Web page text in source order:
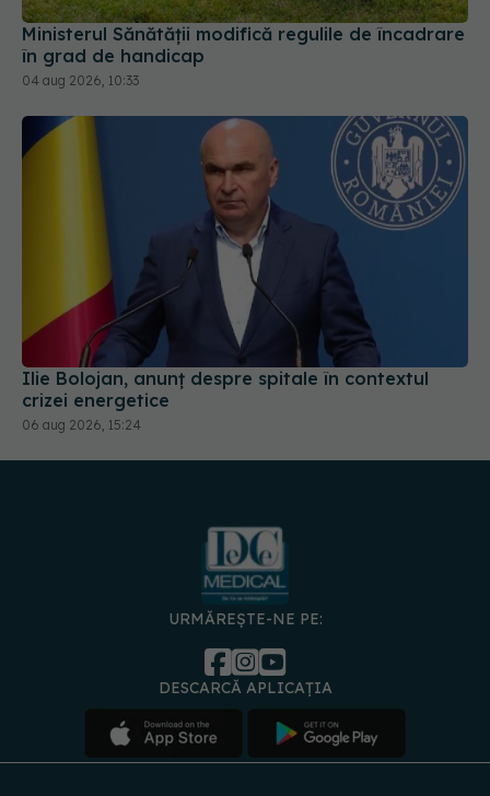
Ministerul Sănătății modifică regulile de încadrare
în grad de handicap
04 aug 2026, 10:33
Ilie Bolojan, anunț despre spitale în contextul
crizei energetice
06 aug 2026, 15:24
URMĂREȘTE-NE PE:
DESCARCĂ APLICAȚIA